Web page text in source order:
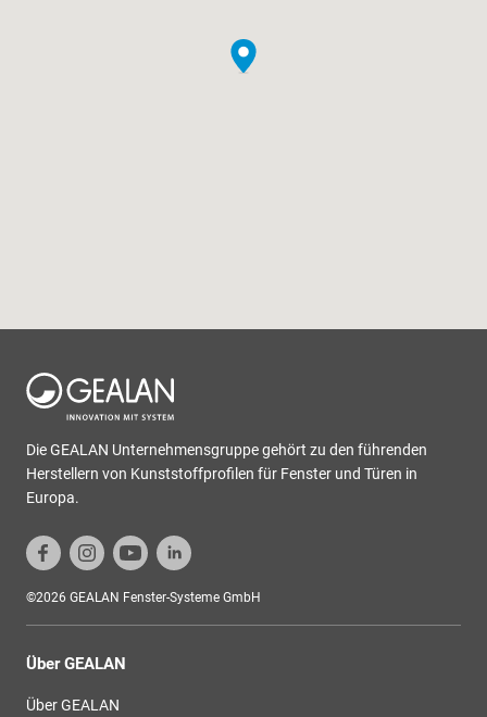
Die GEALAN Unternehmensgruppe gehört zu den führenden
Herstellern von Kunststoffprofilen für Fenster und Türen in
Europa.
©2026 GEALAN Fenster-Systeme GmbH
Über GEALAN
Über GEALAN